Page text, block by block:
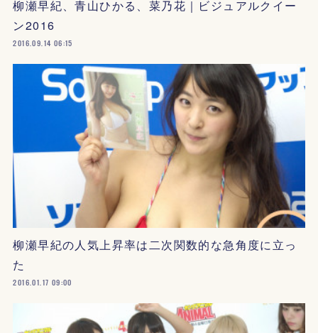
柳瀬早紀、青山ひかる、菜乃花｜ビジュアルクイー
ン2016
2016.09.14 06:15
柳瀬早紀の人気上昇率は二次関数的な急角度に立っ
た
2016.01.17 09:00